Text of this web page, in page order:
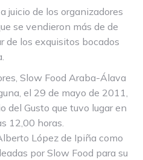
juicio de los organizadores
se vendieron más de de
de los exquisitos bocados
Slow Food Araba-Álava
el 29 de mayo de 2011,
del Gusto que tuvo lugar en
12,00 horas.
López de Ipiña como
por Slow Food para su